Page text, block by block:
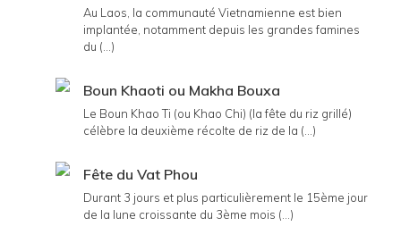
Au Laos, la communauté Vietnamienne est bien
implantée, notamment depuis les grandes famines
du (...)
Boun Khaoti ou Makha Bouxa
Le Boun Khao Ti (ou Khao Chi) (la fête du riz grillé)
célèbre la deuxième récolte de riz de la (...)
Fête du Vat Phou
Durant 3 jours et plus particulièrement le 15ème jour
de la lune croissante du 3ème mois (...)